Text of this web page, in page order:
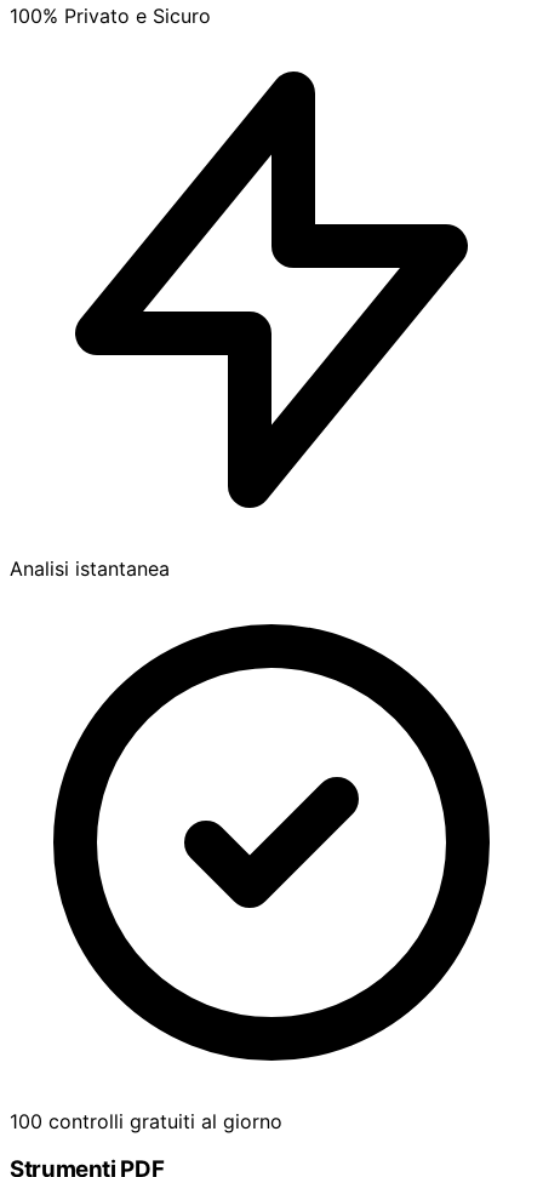
100% Privato e Sicuro
Analisi istantanea
100 controlli gratuiti al giorno
Strumenti PDF